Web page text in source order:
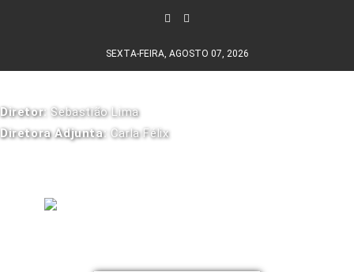
SEXTA-FEIRA, AGOSTO 07, 2026
Diretor: Sebastião Lima
Diretora Adjunta: Carla Félix